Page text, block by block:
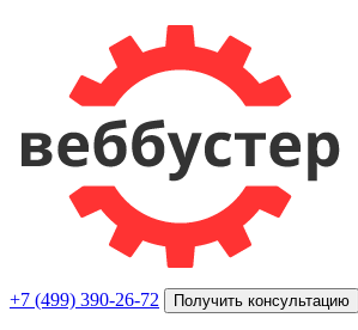
+7 (499) 390-26-72 Получить консультацию